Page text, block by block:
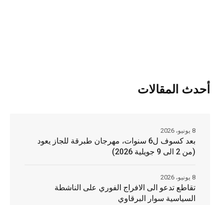
أحدث المقالات
بعد كسوف ل6 سنوات، مهرجان طبرقة للجاز يعود
(من 2 الى 9 جويلية 2026)
8 يونيو، 2026
تقاطع تدعو الى الافراج الفوري على الناشطة
السياسية سوار البرقاوي
8 يونيو، 2026